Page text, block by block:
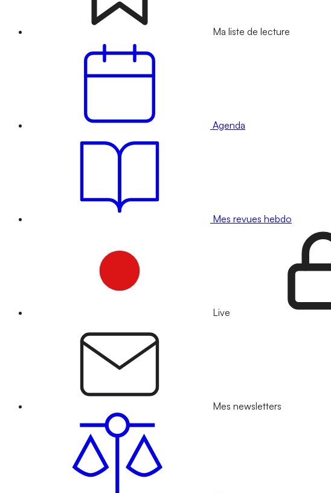
Ma liste de lecture
Agenda
Mes revues hebdo
Live
Mes newsletters